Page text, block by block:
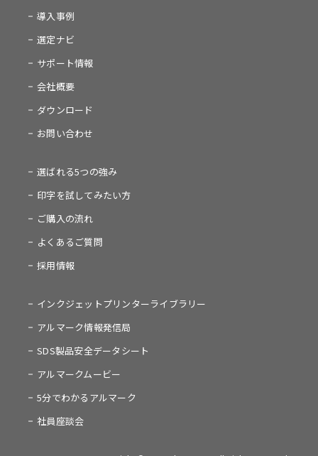
導入事例
選定ナビ
サポート情報
会社概要
ダウンロード
お問い合わせ
選ばれる5つの強み
印字を試してみたい方
ご購入の流れ
よくあるご質問
採用情報
インクジェットプリンターライブラリー
アルマーク情報発信局
SDS製品安全データシート
アルマークムービー
5分でわかるアルマーク
社員座談会